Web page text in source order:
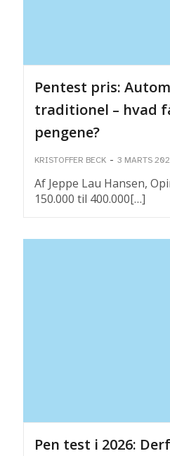
Pentest pris:
traditionel – hvad
pengene?
KRISTOFFER BECK - 3 MARTS
Af Jeppe Lau Hansen,
150.000 til 400.000[…]
Pen test i 2026: